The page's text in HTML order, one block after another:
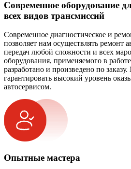
Современное оборудование
всех видов трансмиссий
Современное диагностическое и
позволяет нам осуществлять ремонт
передач любой сложности и всех
оборудования, применяемого в
разработано и произведено по
гарантировать высокий уровень
автосервисом.
Опытные мастера